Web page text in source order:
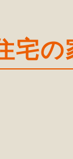
宅の